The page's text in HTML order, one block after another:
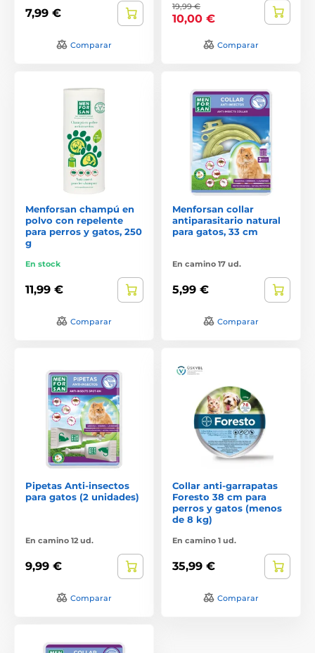
7,99 €
Comparar
19,99 €
10,00 €
Comparar
Menforsan champú en
polvo con repelente
para perros y gatos, 250
g
En stock
11,99 €
Comparar
Menforsan collar
antiparasitario natural
para gatos, 33 cm
En camino 17 ud.
5,99 €
Comparar
Pipetas Anti-insectos
para gatos (2 unidades)
En camino 12 ud.
9,99 €
Comparar
Collar anti-garrapatas
Foresto 38 cm para
perros y gatos (menos
de 8 kg)
En camino 1 ud.
35,99 €
Comparar